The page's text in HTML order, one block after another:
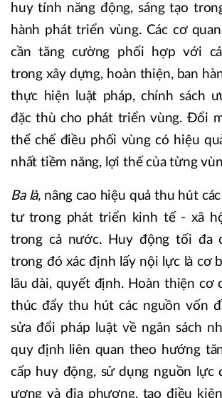
huy tính năng động, sáng tạo
hành phát triển vùng. Các cơ
cần tăng cường phối hợp với
trong xây dựng, hoàn thiện, ban
thực hiện luật pháp, chính sách
đặc thù cho phát triển vùng. Đổi
thể chế điều phối vùng có hiệu
nhất tiềm năng, lợi thế của từng
Ba là, nâng cao hiệu quả thu hút
tư trong phát triển kinh tế - xã
trong cả nước. Huy động tối đa
trong đó xác định lấy nội lực là cơ
lâu dài, quyết định. Hoàn thiện cơ
thúc đẩy thu hút các nguồn vốn
sửa đổi pháp luật về ngân sách
quy định liên quan theo hướng
cấp huy động, sử dụng nguồn lực
ương và địa phương, tạo điều